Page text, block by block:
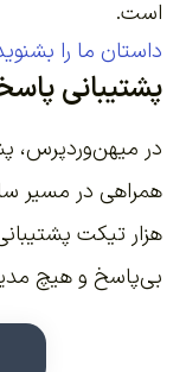
است.
داستان ما را
پشتیبانی
در میهن‌وردپرس،
هزار تیکت
بی‌پاسخ و هیچ مدیر